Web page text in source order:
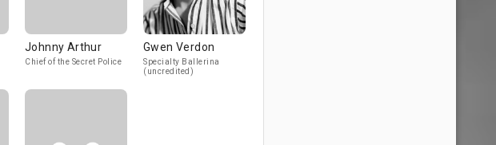
Johnny Arthur
Chief of the Secret Police
Gwen Verdon
Specialty Ballerina
(uncredited)